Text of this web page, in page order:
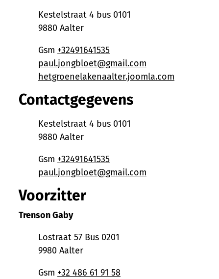
AdresKestelstraat 4 bus 0101
,9880 Aalter
+32491641535
E-mailpaul.jongbloet@gmail.com
Websitehetgroenelakenaalter.joomla.com
Contactgegevens
AdresKestelstraat 4 bus 0101
,9880 Aalter
+32491641535
E-mailpaul.jongbloet@gmail.com
Voorzitter
Trenson Gaby
AdresLostraat 57 Bus 0201
,9980 Aalter
+32 486 61 91 58